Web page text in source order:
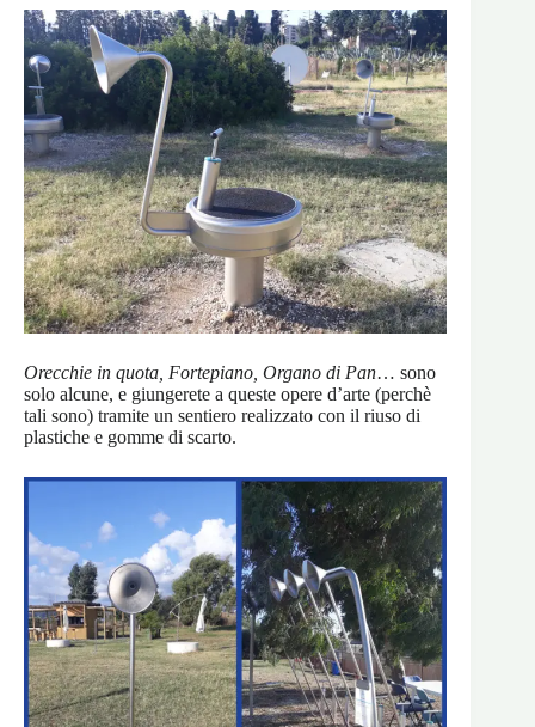
Orecchie in quota, Fortepiano, Organo di Pan… sono
solo alcune, e giungerete a queste opere d’arte (perchè
tali sono) tramite un sentiero realizzato con il riuso di
plastiche e gomme di scarto.